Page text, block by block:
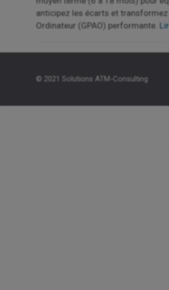
anticipez les écarts et transformez
Ordinateur (GPAO) performante.
© 2021 Solutions ATM-Consulting